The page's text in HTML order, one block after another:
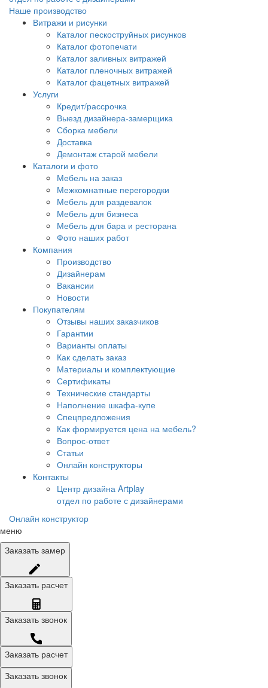
Наше производство
Витражи и рисунки
Каталог пескоструйных рисунков
Каталог фотопечати
Каталог заливных витражей
Каталог пленочных витражей
Каталог фацетных витражей
Услуги
Кредит/рассрочка
Выезд дизайнера-замерщика
Сборка мебели
Доставка
Демонтаж старой мебели
Каталоги и фото
Мебель на заказ
Межкомнатные перегородки
Мебель для раздевалок
Мебель для бизнеса
Мебель для бара и ресторана
Фото наших работ
Компания
Производство
Дизайнерам
Вакансии
Новости
Покупателям
Отзывы наших заказчиков
Гарантии
Варианты оплаты
Как сделать заказ
Материалы и комплектующие
Сертификаты
Технические стандарты
Наполнение шкафа-купе
Спецпредложения
Как формируется цена на мебель?
Вопрос-ответ
Статьи
Онлайн конструкторы
Контакты
Центр дизайна Artplay
отдел по работе с дизайнерами
Онлайн конструктор
меню
Заказать замер
Заказать расчет
Заказать звонок
Заказать расчет
Заказать звонок